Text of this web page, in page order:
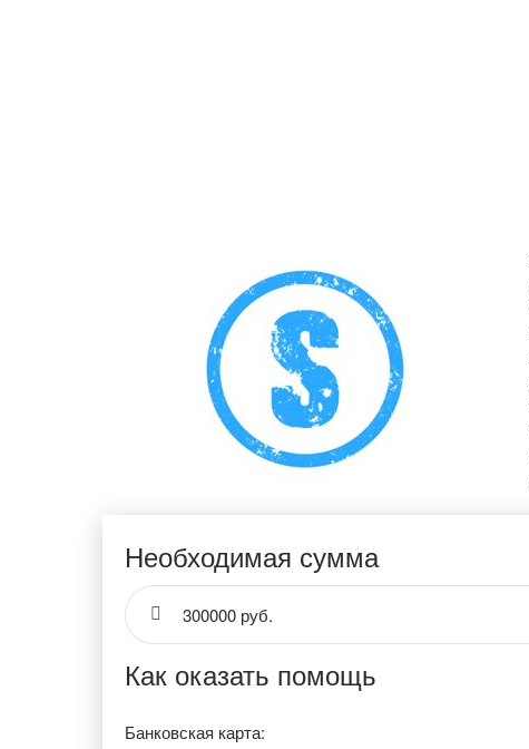
Необходимая сумма
300000 руб.
Как оказать помощь
Банковская карта: